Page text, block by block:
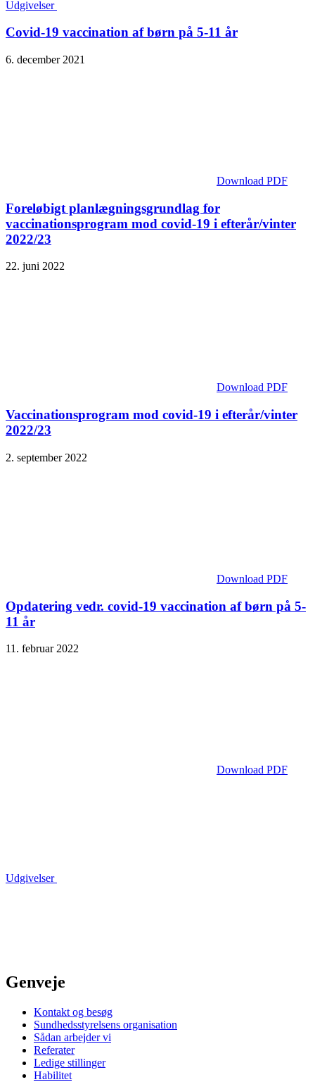
Udgivelser
Covid-19 vaccination af børn på 5-11 år
6. december 2021
Download PDF
Foreløbigt planlægningsgrundlag for
vaccinationsprogram mod covid-19 i efterår/vinter
2022/23
22. juni 2022
Download PDF
Vaccinationsprogram mod covid-19 i efterår/vinter
2022/23
2. september 2022
Download PDF
Opdatering vedr. covid-19 vaccination af børn på 5-
11 år
11. februar 2022
Download PDF
Udgivelser
Genveje
Kontakt og besøg
Sundhedsstyrelsens organisation
Sådan arbejder vi
Referater
Ledige stillinger
Habilitet